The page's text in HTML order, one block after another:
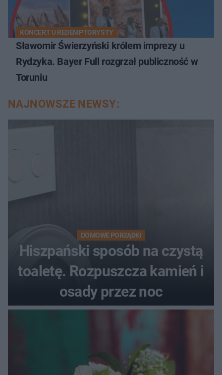
KONCERT U REDEMPTORYSTY
Sławomir Świerzyński królem imprezy u
Rydzyka. Bayer Full rozgrzał publiczność w
Toruniu
NAJNOWSZE NEWSY:
DOMOWE PORZĄDKI
Hiszpański sposób na czystą
toaletę. Rozpuszcza kamień i
osady przez noc